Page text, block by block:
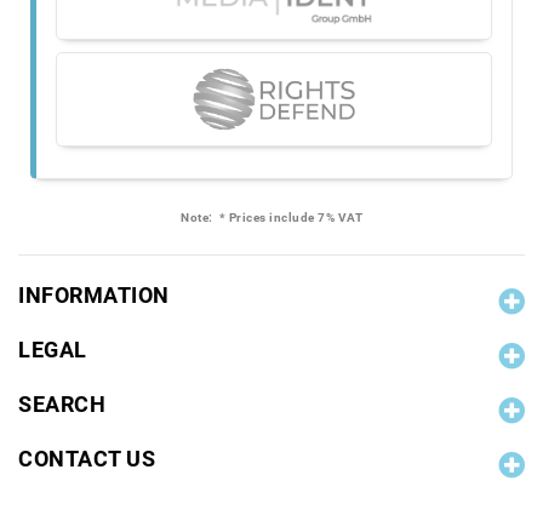
Note: * Prices include 7% VAT
INFORMATION
LEGAL
SEARCH
CONTACT US